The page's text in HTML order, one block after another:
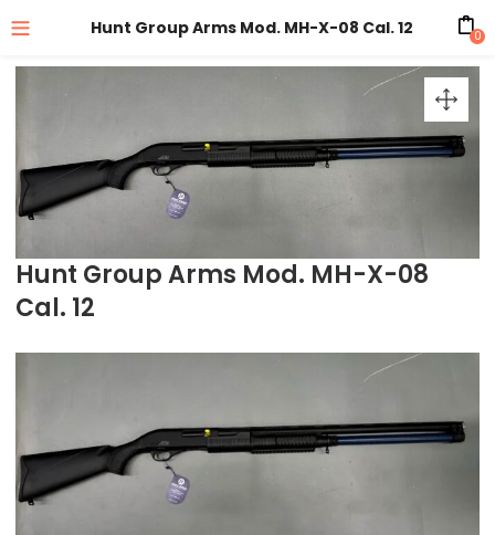
Hunt Group Arms Mod. MH-X-08 Cal. 12 0
Hunt Group Arms Mod. MH-X-08
Cal. 12